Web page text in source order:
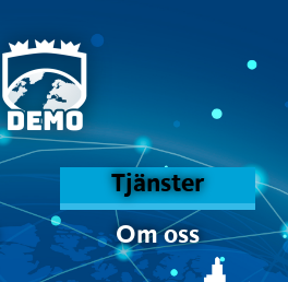
Tjänster
Om oss